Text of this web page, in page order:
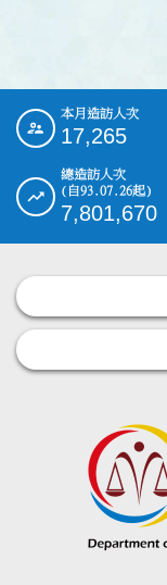
::: 本月造訪人次
17,265
總造訪人次
(自93.07.26起)
7,801,670